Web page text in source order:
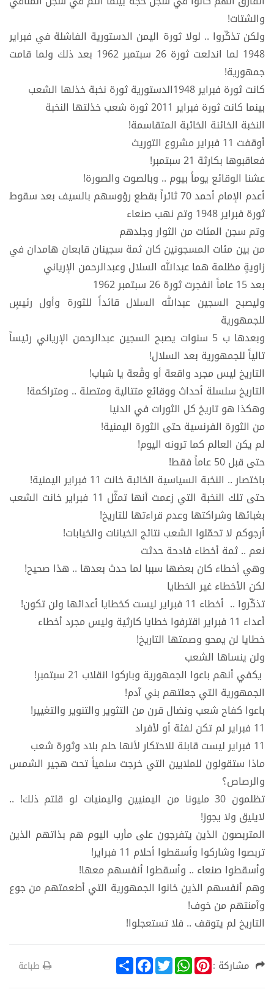
والشتات!
ولكن تذكّروا .. لولا ثورة اليمن الدستورية الفاشلة في فبراير
1948 لما اندلعت ثورة 26 سبتمبر 1962 بعد ذلك ولما قامت
جمهورية!
كانت ثورة فبراير 1948الدستورية ثورة نخبة خذلها الشعب
بينما كانت ثورة فبراير 2011 ثورة شعب خذلتها النخبة
النخبة الخائنة الخائبة المتقاسمة!
أوقفت 11 فبراير مشروع التوريث
فعاقبوها بكارثة 21 سبتمبر!
عشنا الوقائع يوماً بيوم .. وبالصوت والصورة!
أعدم الإمام أحمد 70 ثائراً بقطع رؤوسهم بالسيف بعد سقوط
ثورة فبراير 1948 وتم نهب صنعاء
وتم سجن المئات من الثوار وجلدهم
من بين مئات المسجونين كان ثمة سجينان قابعان هامدان في
زاويةٍ مظلمة هما عبدالله السلال وعبدالرحمن الإرياني
بعد 15 عاماً انفجرت ثورة 26 سبتمبر 1962
وليصبح السجين عبدالله السلال قائداً للثورة وأول رئيسٍ
للجمهورية
وبعدها ب 5 سنوات يصبح السجين عبدالرحمن الإرياني رئيساً
تالياً للجمهورية بعد السلال!
التاريخ ليس مجرد واقعة أو وقْعة يا شباب!
التاريخ سلسلة أحداث ووقائع متتالية ومتصلة .. ومتراكمة!
وهكذا هو تاريخ كل الثورات في الدنيا
من الثورة الفرنسية حتى الثورة اليمنية!
لم يكن العالم كما ترونه اليوم!
حتى قبل 50 عاماً فقط!
باختصار .. النخبة السياسية الخائبة خانت 11 فبراير اليمنية!
حتى تلك النخبة التي زعمت أنها تمثّل 11 فبراير خانت الشعب
بغبائها وشراكتها وعدم قراءتها للتاريخ!
أرجوكم لا تحمّلوا الشعب نتائج الخيانات والخيابات!
نعم .. ثمة أخطاء فادحة حدثت
وهي أخطاء كان بعضها سببا لما حدث بعدها .. هذا صحيح!
لكن الأخطاء غير الخطايا
تذكّروا .. أخطاء 11 فبراير ليست كخطايا أعدائها ولن تكون!
أعداء 11 فبراير اقترفوا خطايا كارثية وليس مجرد أخطاء
خطايا لن يمحو وصمتها التاريخ!
ولن ينساها الشعب
يكفي أنهم باعوا الجمهورية وباركوا انقلاب 21 سبتمبر!
الجمهورية التي جعلتهم بني آدم!
باعوا كفاح شعب ونضال قرن من التثوير والتنوير والتغيير!
11 فبراير لم تكن لفئة أو لأفراد
11 فبراير ليست قابلة للاحتكار لأنها حلم بلاد وثورة شعب
ماذا ستقولون للملايين التي خرجت سلمياً تحت هجير الشمس
والرصاص؟
تظلمون 30 مليونا من اليمنيين واليمنيات لو قلتم ذلك! ..
لايليق ولا يجوز!
المتربصون الذين يتفرجون على مأرب اليوم هم بذاتهم الذين
تربصوا وشاركوا وأسقطوا أحلام 11 فبراير!
وأسقطوا صنعاء .. وأسقطوا أنفسهم معها!
وهم أنفسهم الذين خانوا الجمهورية التي أطعمتهم من جوع
وآمنتهم من خوف!
التاريخ لم يتوقف .. فلا تستعجلوا!
مشاركة : S
h
F
a
T
w
W
h
P
i طباعة